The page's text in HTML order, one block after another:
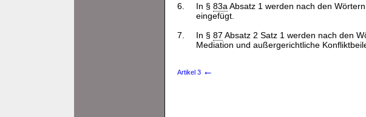
6.
In § 83a Absatz 1 werden nach den
eingefügt.
7.
In § 87 Absatz 2 Satz 1 werden nach den
Mediation und außergerichtliche
Artikel 3 ←